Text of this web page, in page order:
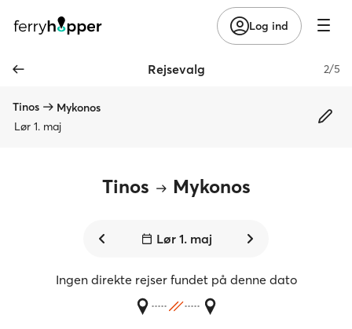
Log ind
Rejsevalg 2/5
Tinos
Mykonos
Lør 1. maj
Tinos Mykonos
Lør 1. maj
Ingen direkte rejser fundet på denne dato